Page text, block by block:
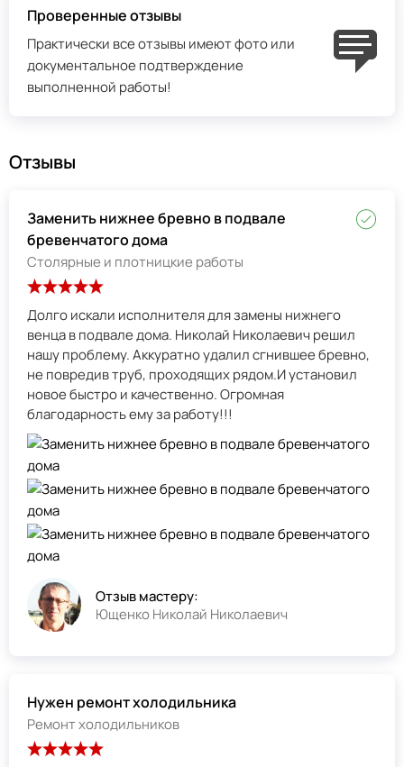
Проверенные отзывы
Практически все отзывы имеют фото или
документальное подтверждение
выполненной работы!
Отзывы
Заменить нижнее бревно в подвале
бревенчатого дома
Столярные и плотницкие работы
Долго искали исполнителя для замены нижнего
венца в подвале дома. Николай Николаевич решил
нашу проблему. Аккуратно удалил сгнившее бревно,
не повредив труб, проходящих рядом.И установил
новое быстро и качественно. Огромная
благодарность ему за работу!!!
Отзыв мастеру:
Ющенко Николай Николаевич
Нужен ремонт холодильника
Ремонт холодильников